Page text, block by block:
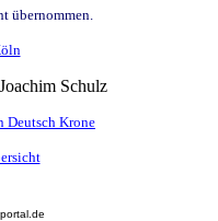
übernommen.
Schulz
Deutsch Krone